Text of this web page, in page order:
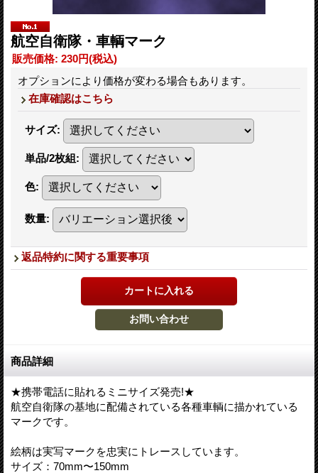
航空自衛隊・車輌マーク
販売価格: 230円(税込)
オプションにより価格が変わる場合もあります。
在庫確認はこちら
サイズ:
単品/2枚組:
色:
数量:
返品特約に関する重要事項
商品詳細
★携帯電話に貼れるミニサイズ発売!★
航空自衛隊の基地に配備されている各種車輌に描かれている
マークです。
絵柄は実写マークを忠実にトレースしています。
サイズ：70mm〜150mm